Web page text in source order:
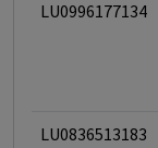
LU0996177134
LU0836513183